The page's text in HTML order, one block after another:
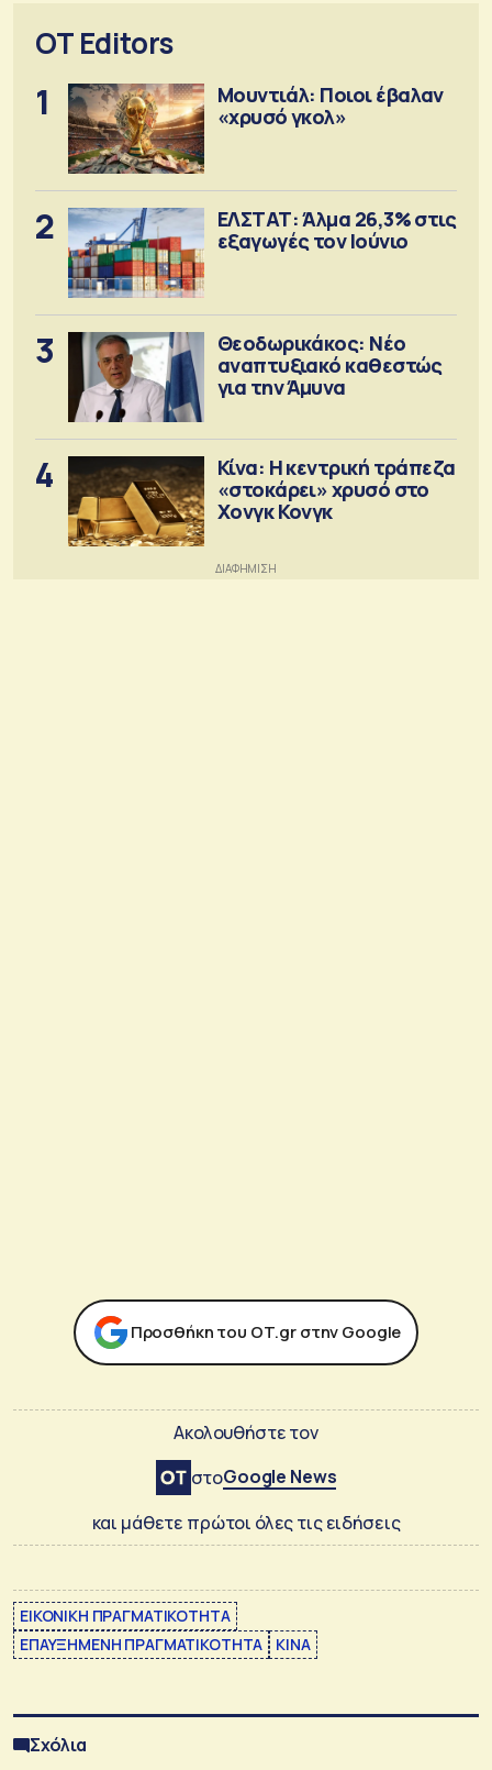
OT Editors
1
Μουντιάλ: Ποιοι έβαλαν
«χρυσό γκολ»
2
ΕΛΣΤΑΤ: Άλμα 26,3% στις
εξαγωγές τον Ιούνιο
3
Θεοδωρικάκος: Νέο
αναπτυξιακό καθεστώς
για την Άμυνα
4
Κίνα: Η κεντρική τράπεζα
«στοκάρει» χρυσό στο
Χονγκ Κονγκ
Προσθήκη του ΟΤ.gr στην Google
Ακολουθήστε τον
στοGoogle News
και μάθετε πρώτοι όλες τις ειδήσεις
ΕΙΚΟΝΙΚΗ ΠΡΑΓΜΑΤΙΚΟΤΗΤΑ
ΕΠΑΥΞΗΜΕΝΗ ΠΡΑΓΜΑΤΙΚΟΤΗΤΑ
ΚΙΝΑ
Σχόλια